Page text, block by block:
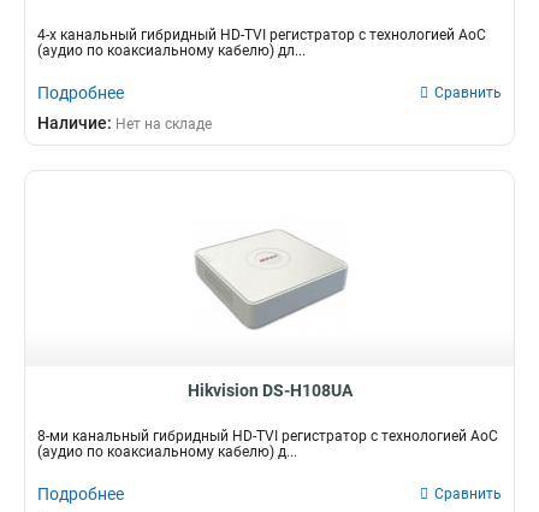
4-х канальный гибридный HD-TVI регистратор с технологией AoC
(аудио по коаксиальному кабелю) дл...
Подробнее Сравнить
Наличие: Нет на складе
Hikvision DS-H108UA
8-ми канальный гибридный HD-TVI регистратор c технологией AoC
(аудио по коаксиальному кабелю) д...
Подробнее Сравнить